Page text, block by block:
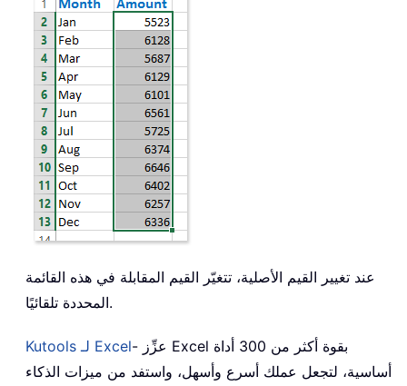
عند تغيير القيم الأصلية، تتغيّر القيم المقابلة في هذه القائمة
المحددة تلقائيًا.
Kutools لـ Excel- عزِّز Excel بقوة أكثر من 300 أداة
أساسية، لتجعل عملك أسرع وأسهل، واستفد من ميزات الذكاء